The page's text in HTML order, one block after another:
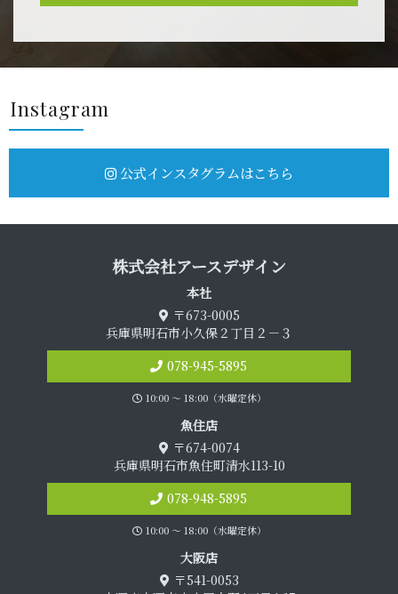
Insta g r a m
公式インスタグラムはこちら
株式会社アース デ ザ イ ン
本 社
〒673-0005
兵庫県明石市小久保２丁目２－３
078-945-5895
10:00 〜 18:00（水曜定休）
魚 住 店
〒674-0074
兵庫県明石市魚住町清水113-10
078-948-5895
10:00 〜 18:00（水曜定休）
大 阪 店
〒541-0053